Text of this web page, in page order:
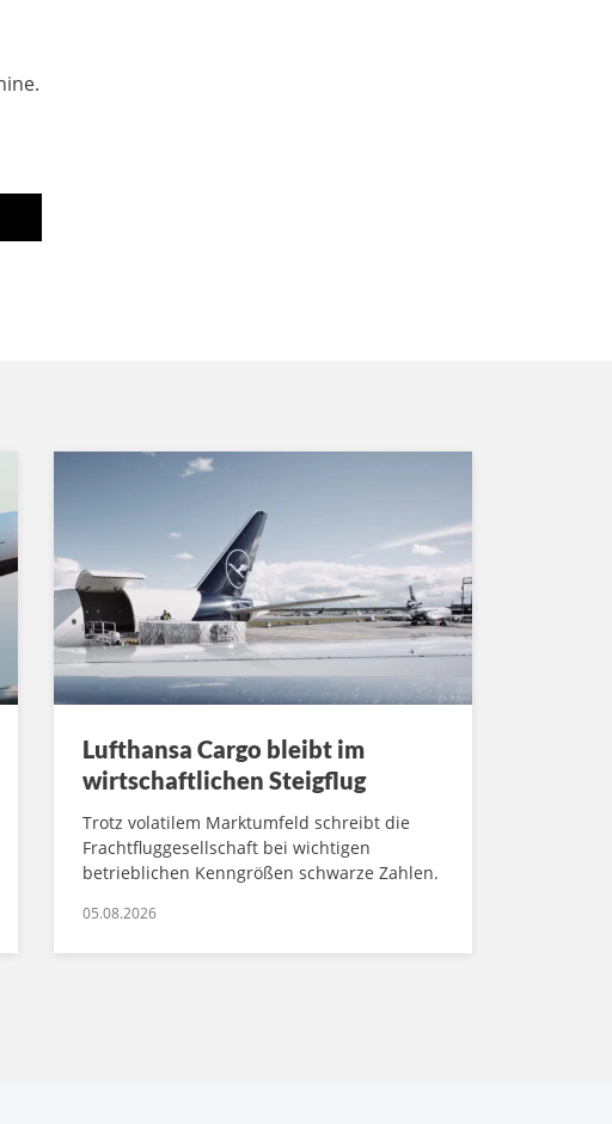
Lufthansa Cargo bleibt im
wirtschaftlichen Steigflug
Trotz volatilem Marktumfeld schreibt die
Frachtfluggesellschaft bei wichtigen
betrieblichen Kenngrößen schwarze Zahlen.
05.08.2026